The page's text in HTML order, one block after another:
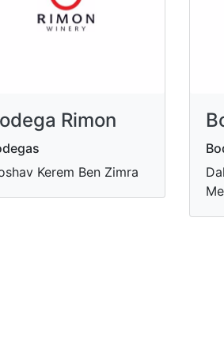
Rimon
Kerem Ben Zimra